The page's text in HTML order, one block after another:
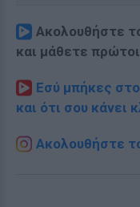
Ακολουθήστε
και μάθετε πρώτοι
Εσύ μπήκες
και ότι σου κάνει
Ακολουθήστε